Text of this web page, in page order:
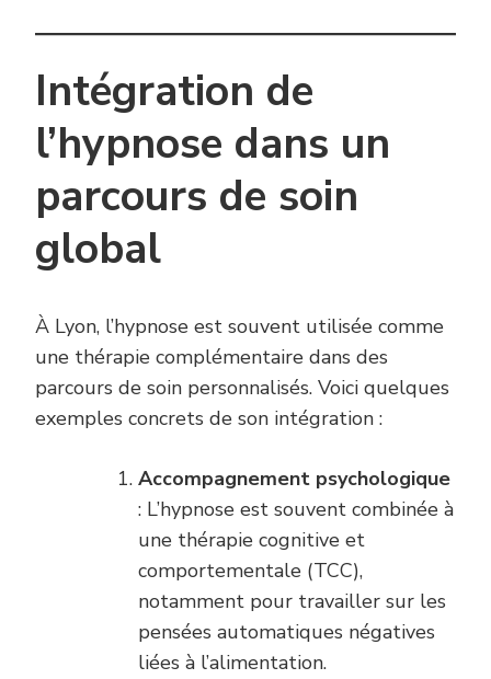
Intégration de
l’hypnose dans un
parcours de soin
global
À Lyon, l’hypnose est souvent utilisée comme
une thérapie complémentaire dans des
parcours de soin personnalisés. Voici quelques
exemples concrets de son intégration :
Accompagnement psychologique
: L’hypnose est souvent combinée à
une thérapie cognitive et
comportementale (TCC),
notamment pour travailler sur les
pensées automatiques négatives
liées à l’alimentation.